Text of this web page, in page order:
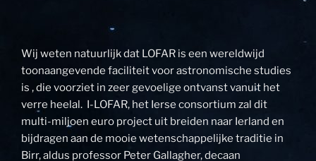
Wij weten natuurlijk dat LOFAR is een wereldwijd
toonaangevende faciliteit voor astronomische studies
is , die voorziet in zeer gevoelige ontvanst vanuit het
verre heelal. I-LOFAR, het Ierse consortium zal dit
multi-miljoen euro project uit breiden naar Ierland en
bijdragen aan de mooie wetenschappelijke traditie in
Birr, aldus professor Peter Gallagher, decaan